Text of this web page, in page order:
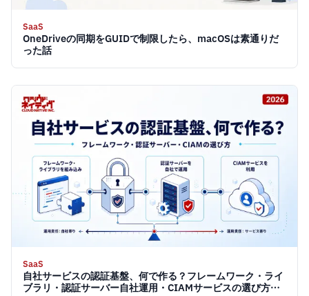
SaaS
OneDriveの同期をGUIDで制限したら、macOSは素通りだ
った話
SaaS
自社サービスの認証基盤、何で作る？フレームワーク・ライ
ブラリ・認証サーバー自社運用・CIAMサービスの選び方